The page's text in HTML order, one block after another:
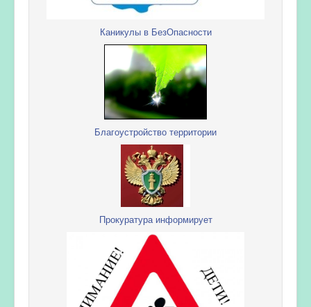
Каникулы в БезОпасности
Благоустройство территории
Прокуратура информирует